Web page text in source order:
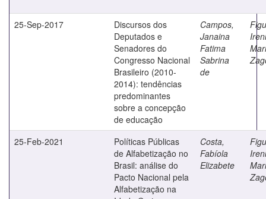
25-Sep-2017
Discursos dos
Deputados e
Senadores do
Congresso Nacional
Brasileiro (2010-
2014): tendências
predominantes
sobre a concepção
de educação
Campos,
Janaina
Fatima
Sabrina
de
Ireni
25-Feb-2021
Políticas Públicas
de Alfabetização no
Brasil: análise do
Pacto Nacional pela
Alfabetização na
Costa,
Fabíola
Elizabete
Ireni